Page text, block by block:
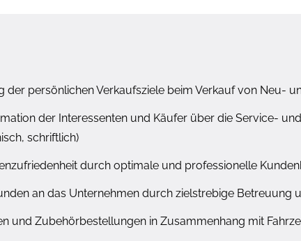
der persönlichen Verkaufsziele beim Verkauf von Neu-
der Interessenten und Käufer über die Service-
schriftlich)
durch optimale und professionelle
an das Unternehmen durch zielstrebige Betreuung
und Zubehörbestellungen in Zusammenhang mit